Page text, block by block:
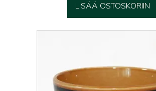
LISÄÄ OSTOSKORIIN